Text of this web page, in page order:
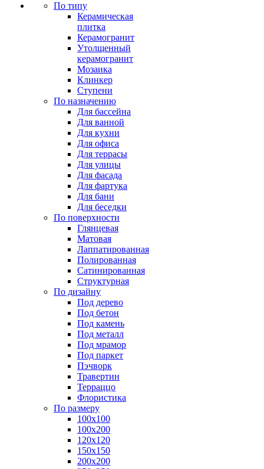
По типу
Керамическая
плитка
Керамогранит
Утолщенный
керамогранит
Мозаика
Клинкер
Ступени
По назначению
Для бассейна
Для ванной
Для кухни
Для офиса
Для террасы
Для улицы
Для фасада
Для фартука
Для бани
Для беседки
По поверхности
Глянцевая
Матовая
Лаппатированная
Полированная
Сатинированная
Структурная
По дизайну
Под дерево
Под бетон
Под камень
Под металл
Под мрамор
Под паркет
Пэчворк
Травертин
Терраццо
Флористика
По размеру
100х100
100х200
120х120
150х150
200х200